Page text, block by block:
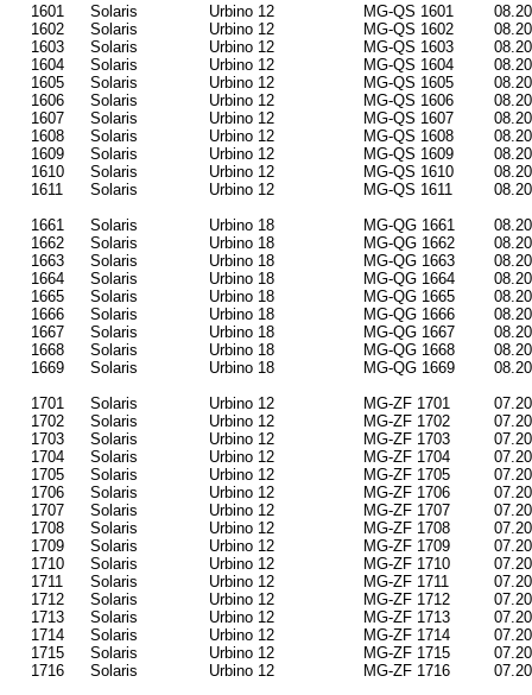
1601
Solaris Urbino 12 MG-QS 1601
1602
Solaris Urbino 12 MG-QS 1602
1603
Solaris Urbino 12 MG-QS 1603
1604
Solaris Urbino 12 MG-QS 1604
1605
Solaris Urbino 12 MG-QS 1605
1606
Solaris Urbino 12 MG-QS 1606
1607
Solaris Urbino 12 MG-QS 1607
1608
Solaris Urbino 12 MG-QS 1608
1609
Solaris Urbino 12 MG-QS 1609
1610
Solaris Urbino 12 MG-QS 1610
1611
Solaris Urbino 12 MG-QS 1611
1661
Solaris Urbino 18 MG-QG 1661
1662
Solaris Urbino 18 MG-QG 1662
1663
Solaris Urbino 18 MG-QG 1663
1664
Solaris Urbino 18 MG-QG 1664
1665
Solaris Urbino 18 MG-QG 1665
1666
Solaris Urbino 18 MG-QG 1666
1667
Solaris Urbino 18 MG-QG 1667
1668
Solaris Urbino 18 MG-QG 1668
1669
Solaris Urbino 18 MG-QG 1669
1701
Solaris Urbino 12 MG-ZF 1701
1702
Solaris Urbino 12 MG-ZF 1702
1703
Solaris Urbino 12 MG-ZF 1703
1704
Solaris Urbino 12 MG-ZF 1704
1705
Solaris Urbino 12 MG-ZF 1705
1706
Solaris Urbino 12 MG-ZF 1706
1707
Solaris Urbino 12 MG-ZF 1707
1708
Solaris Urbino 12 MG-ZF 1708
1709
Solaris Urbino 12 MG-ZF 1709
1710
Solaris Urbino 12 MG-ZF 1710
1711
Solaris Urbino 12 MG-ZF 1711
1712
Solaris Urbino 12 MG-ZF 1712
1713
Solaris Urbino 12 MG-ZF 1713
1714
Solaris Urbino 12 MG-ZF 1714
1715
Solaris Urbino 12 MG-ZF 1715
1716
Solaris Urbino 12 MG-ZF 1716